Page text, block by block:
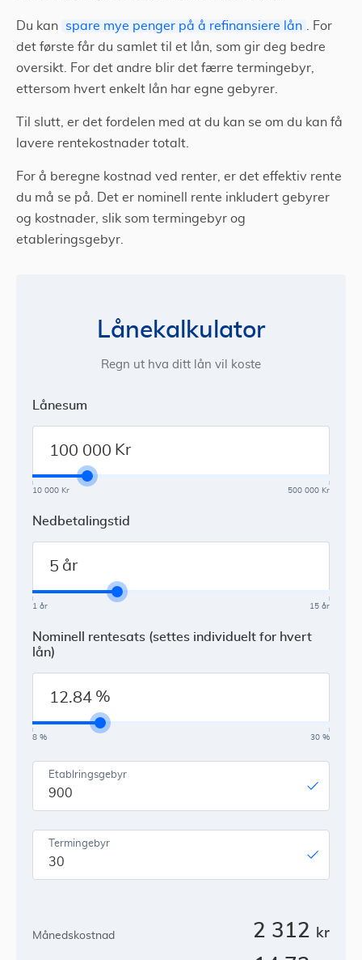
Du kan spare mye penger på å refinansiere lån
. For
det første får du samlet til et lån, som gir deg bedre
oversikt. For det andre blir det færre termingebyr,
ettersom hvert enkelt lån har egne gebyrer.
Til slutt, er det fordelen med at du kan se om du kan få
lavere rentekostnader totalt.
For å beregne kostnad ved renter, er det effektiv rente
du må se på. Det er nominell rente inkludert gebyrer
og kostnader, slik som termingebyr og
etableringsgebyr.
Lånekalkulator
Regn ut hva ditt lån vil koste
Lånesum
Kr
500 000 Kr
10 000 Kr
Nedbetalingstid
år
15 år
1 år
Nominell rentesats (settes individuelt for hvert
lån)
%
30 %
8 %
900
Etablringsgebyr
30
Termingebyr
Månedskostnad 2 312 kr